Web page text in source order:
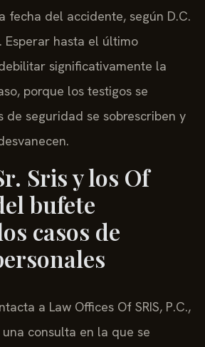
fecha del accidente, según D.C.
Esperar hasta el último
significativamente la
porque los testigos se
de seguridad se sobrescriben y
Sris y los Of
bufete
casos de
a Law Offices Of SRIS, P.C.,
consulta en la que se